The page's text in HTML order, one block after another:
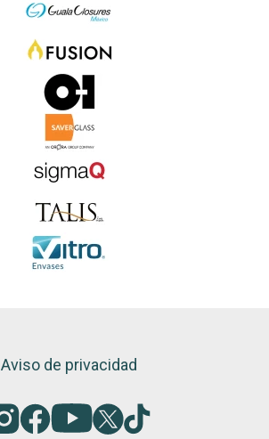
Aviso de privacidad